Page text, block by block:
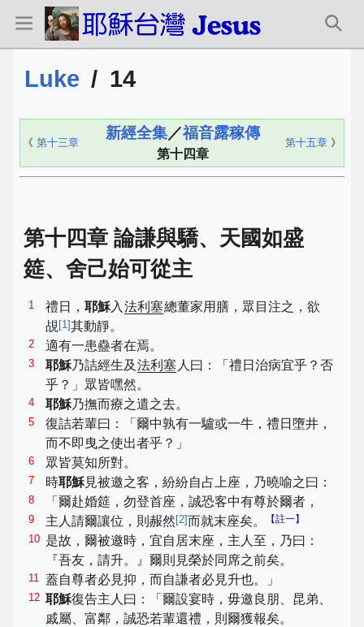
Luke / 14
《 第十三章
新經全集／福音露稼傳
第十四章
第十五章 》
第十四章 論謙與驕、天國如盛
筵、舍己始可從主
1 禮日，耶穌入法利塞總董家用膳，眾目注之，欲
覘[1]其動靜。
2 適有一患蠱者在焉。
3 耶穌乃詰經生及 法利塞 人曰：「禮日治病宜乎？否
乎？」眾皆嘿然。
4 耶穌乃撫而療之遣之去。
5
復詰若輩曰：「爾中孰有一驢或一牛，禮日墮井，
而不即曳之使出者乎？」
6 眾皆莫知所對。
7 時耶穌見被邀之客，紛紛自占上座，乃曉喻之曰：
8 「爾赴婚筵，勿登首座，誠恐客中有尊於爾者，
9 主人請爾讓位，則赧然 [2]而就末座矣。 【註一】
10 是故，爾被邀時，宜自居末座，主人至，乃曰：
『吾友，請升。』爾則見榮於同席之前矣。
11 蓋自尊者必見抑，而自謙者必見升也。」
12 耶穌復告主人曰：「爾設宴時，毋邀良朋、昆弟、
戚屬、富鄰，誠恐若輩還禮，則爾獲報矣。